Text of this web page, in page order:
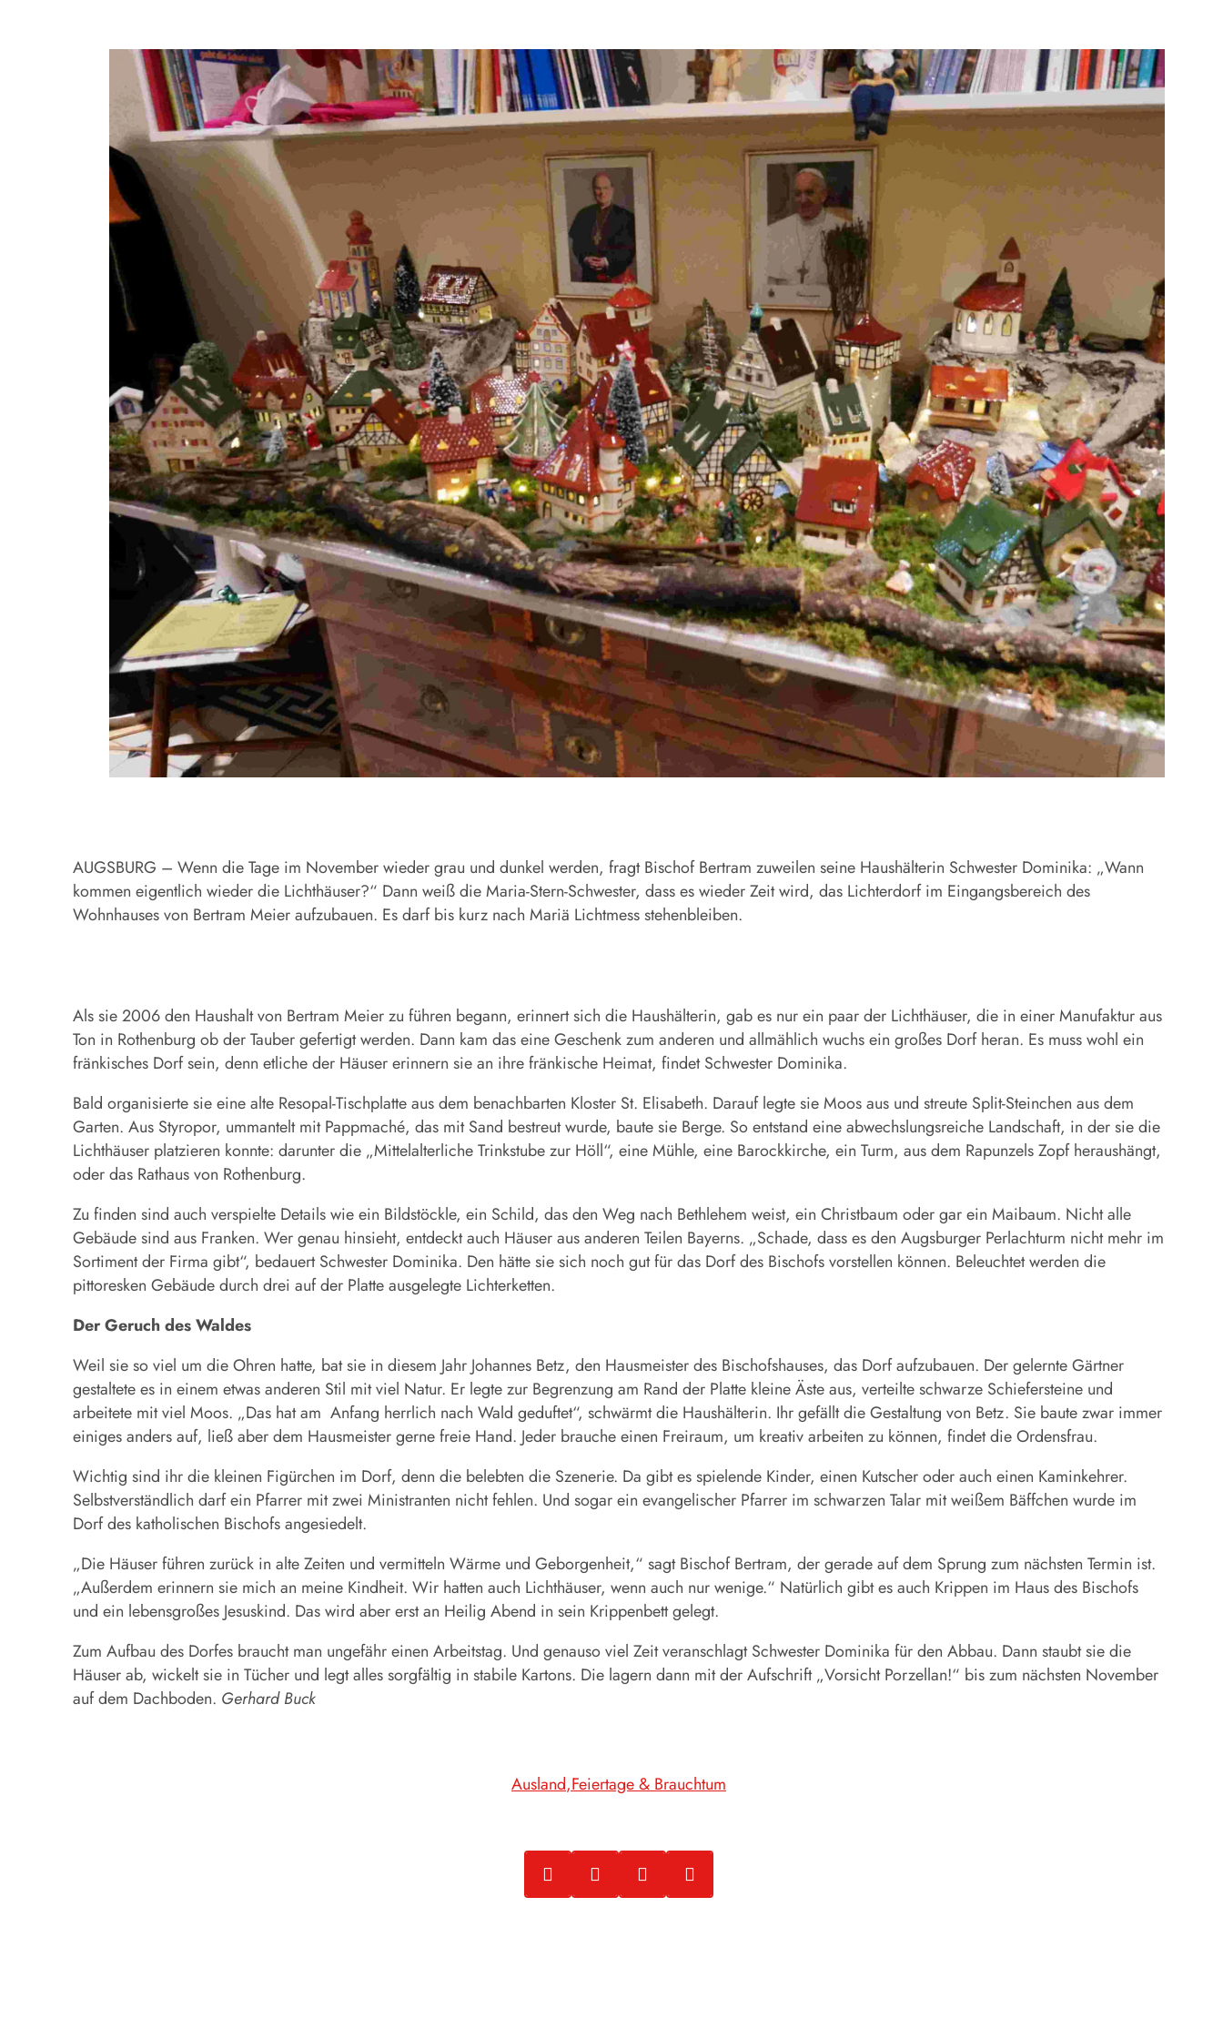
AUGSBURG – Wenn die Tage im November wieder grau und dunkel werden, fragt Bischof Bertram zuweilen seine Haushälterin Schwester Dominika: „Wann
kommen eigentlich wieder die Lichthäuser?“ Dann weiß die Maria-Stern-Schwester, dass es wieder Zeit wird, das Lichterdorf im Eingangsbereich des
Wohnhauses von Bertram Meier aufzubauen. Es darf bis kurz nach Mariä Lichtmess stehenbleiben.
Als sie 2006 den Haushalt von Bertram Meier zu führen begann, erinnert sich die Haushälterin, gab es nur ein paar der Lichthäuser, die in einer Manufaktur aus
Ton in Rothenburg ob der Tauber gefertigt werden. Dann kam das eine Geschenk zum anderen und allmählich wuchs ein großes Dorf heran. Es muss wohl ein
fränkisches Dorf sein, denn etliche der Häuser erinnern sie an ihre fränkische Heimat, findet Schwester Dominika.
Bald organisierte sie eine alte Resopal-Tischplatte aus dem benachbarten Kloster St. Elisabeth. Darauf legte sie Moos aus und streute Split-Steinchen aus dem
Garten. Aus Styropor, ummantelt mit Pappmaché, das mit Sand bestreut wurde, baute sie Berge. So entstand eine abwechslungsreiche Landschaft, in der sie die
Lichthäuser platzieren konnte: darunter die „Mittelalterliche Trinkstube zur Höll“, eine Mühle, eine Barockkirche, ein Turm, aus dem Rapunzels Zopf heraushängt,
oder das Rathaus von Rothenburg.
Zu finden sind auch verspielte Details wie ein Bildstöckle, ein Schild, das den Weg nach Bethlehem weist, ein Christbaum oder gar ein Maibaum. Nicht alle
Gebäude sind aus Franken. Wer genau hinsieht, entdeckt auch Häuser aus anderen Teilen Bayerns. „Schade, dass es den Augsburger Perlachturm nicht mehr im
Sortiment der Firma gibt“, bedauert Schwester Dominika. Den hätte sie sich noch gut für das Dorf des Bischofs vorstellen können. Beleuchtet werden die
pittoresken Gebäude durch drei auf der Platte ausgelegte Lichterketten.
Der Geruch des Waldes
Weil sie so viel um die Ohren hatte, bat sie in diesem Jahr Johannes Betz, den Hausmeister des Bischofshauses, das Dorf aufzubauen. Der gelernte Gärtner
gestaltete es in einem etwas anderen Stil mit viel Natur. Er legte zur Begrenzung am Rand der Platte kleine Äste aus, verteilte schwarze Schiefersteine und
arbeitete mit viel Moos. „Das hat am Anfang herrlich nach Wald geduftet“, schwärmt die Haushälterin. Ihr gefällt die Gestaltung von Betz. Sie baute zwar immer
einiges anders auf, ließ aber dem Hausmeister gerne freie Hand. Jeder brauche einen Freiraum, um kreativ arbeiten zu können, findet die Ordensfrau.
Wichtig sind ihr die kleinen Figürchen im Dorf, denn die belebten die Szenerie. Da gibt es spielende Kinder, einen Kutscher oder auch einen Kaminkehrer.
Selbstverständlich darf ein Pfarrer mit zwei Ministranten nicht fehlen. Und sogar ein evangelischer Pfarrer im schwarzen Talar mit weißem Bäffchen wurde im
Dorf des katholischen Bischofs angesiedelt.
„Die Häuser führen zurück in alte Zeiten und vermitteln Wärme und Geborgenheit,“ sagt Bischof Bertram, der gerade auf dem Sprung zum nächsten Termin ist.
„Außerdem erinnern sie mich an meine Kindheit. Wir hatten auch Lichthäuser, wenn auch nur wenige.“ Natürlich gibt es auch Krippen im Haus des Bischofs
und ein lebensgroßes Jesuskind. Das wird aber erst an Heilig Abend in sein Krippenbett gelegt.
Zum Aufbau des Dorfes braucht man ungefähr einen Arbeitstag. Und genauso viel Zeit veranschlagt Schwester Dominika für den Abbau. Dann staubt sie die
Häuser ab, wickelt sie in Tücher und legt alles sorgfältig in stabile Kartons. Die lagern dann mit der Aufschrift „Vorsicht Porzellan!“ bis zum nächsten November
auf dem Dachboden. Gerhard Buck
Ausland Feiertage & Brauchtum